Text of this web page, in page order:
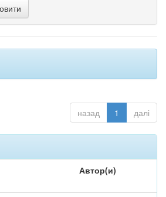
назад 1 далі
Автор(и)